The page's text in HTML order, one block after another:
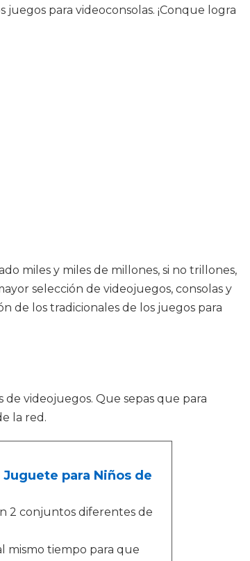
para videoconsolas. ¡Conque logra
miles y miles de millones, si no trillones,
selección de videojuegos, consolas y
de los tradicionales de los juegos para
videojuegos. Que sepas que para
la red.
para Niños de
2 conjuntos diferentes de
mismo tiempo para que